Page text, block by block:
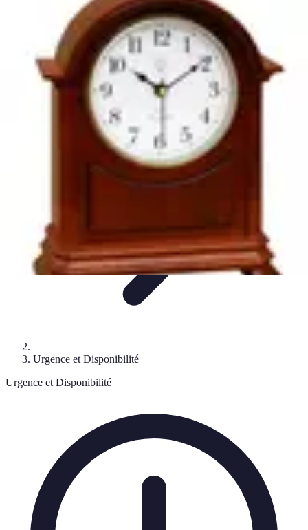
Plombier Disponible
Astuces et Conseils Choisir un PlombierUrgences de
Conseils PratiquesConseils
Plombier Disponible
Urgence et Disponibilité
Urgence et Disponibilité